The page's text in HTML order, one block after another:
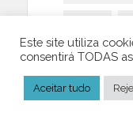
MORAL
PAPA
TRUMP
Este site utiliza
consentirá TODAS
Aceitar tudo